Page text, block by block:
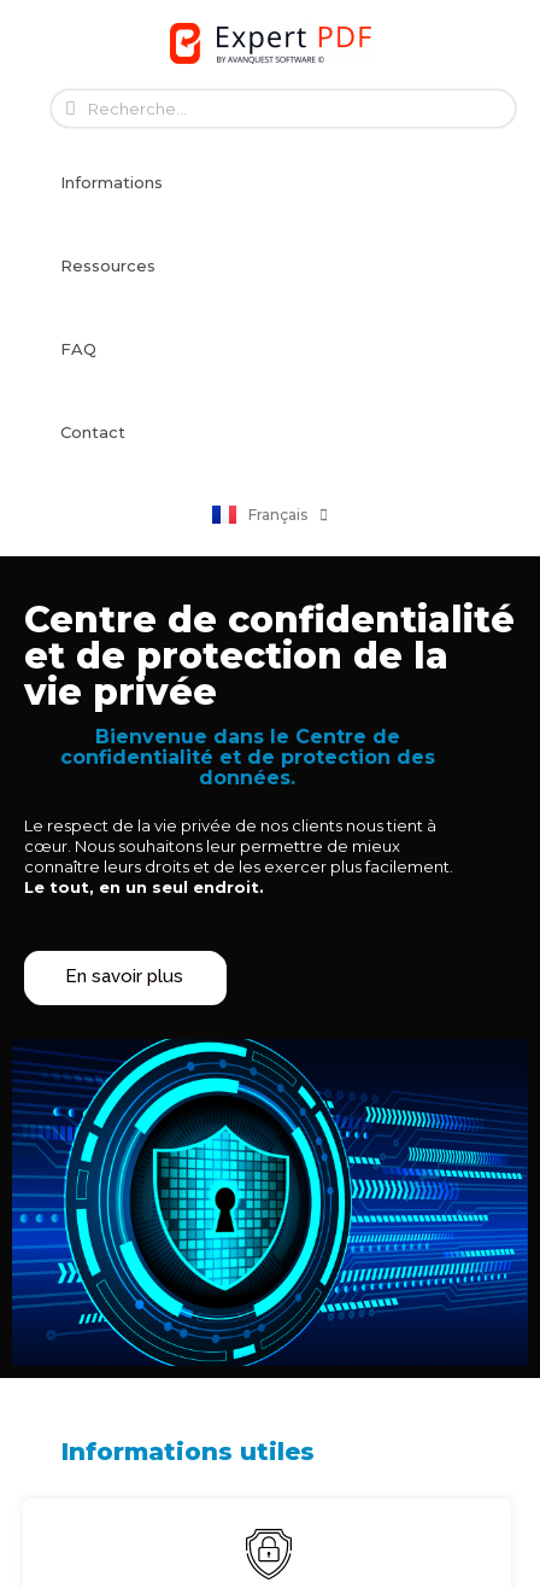
content
Informations
Ressources
FAQ
Contact
Français
日本語
Centre de confidentialité
et de protection de la
vie privée
Bienvenue dans le Centre de
confidentialité et de protection des
données.
Le respect de la vie privée de nos clients nous tient à
cœur. Nous souhaitons leur permettre de mieux
connaître leurs droits et de les exercer plus facilement.
Le tout, en un seul endroit.
En savoir plus
Informations utiles